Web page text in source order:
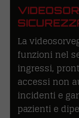
La
funzioni nel
ingressi,
accessi non
incidenti e
pazienti e